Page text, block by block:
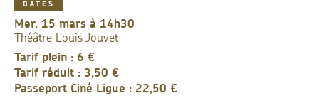
DATES
mer. 15 mars à 14h30
Théâtre Louis Jouvet
Tarif plein : 6 €
Tarif réduit : 3,50 €
Passeport Ciné Ligue : 22,50 €